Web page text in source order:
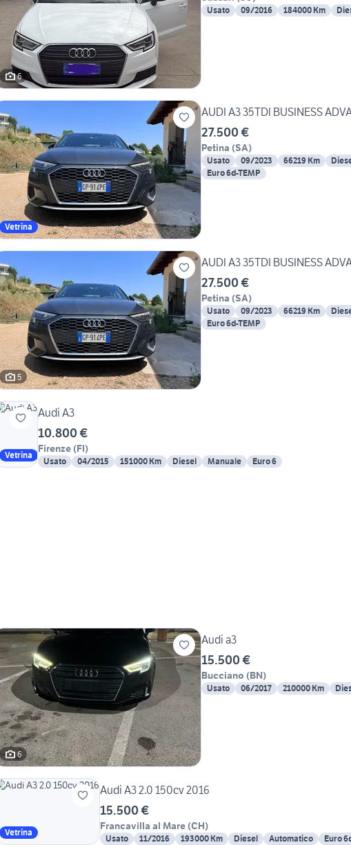
6
Usato 09/2016 184000 Km
Vetrina
AUDI A3 35TDI BUSINESS
27.500 €
Petina (SA)
Usato 09/2023 66219 Km
Euro 6d-TEMP
5
AUDI A3 35TDI BUSINESS
27.500 €
Petina (SA)
Usato 09/2023 66219 Km
Euro 6d-TEMP
Vetrina
Audi A3
10.800 €
Firenze (FI)
Usato 04/2015 151000 Km Diesel Manuale Euro 6
6
Audi a3
15.500 €
Bucciano (BN)
Usato 06/2017 210000 Km
Vetrina
Audi A3 2.0 150cv 2016
15.500 €
Francavilla al Mare (CH)
Usato 11/2016 193000 Km Diesel Automatico Euro